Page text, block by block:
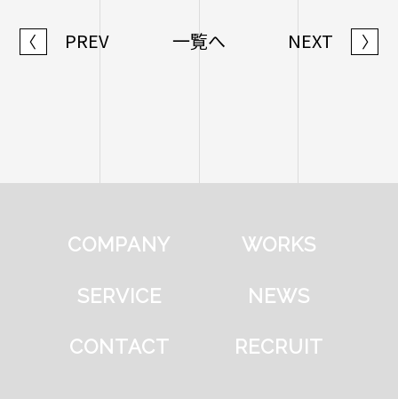
〈 PREV 一覧へ NEXT 〉
COMPANY WORKS
SERVICE NEWS
CONTACT RECRUIT